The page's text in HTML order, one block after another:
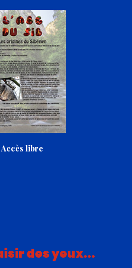
Accès libre
des yeux...